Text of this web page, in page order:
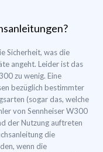
Sicherheit, was die
angeht. Leider ist das
zu wenig. Eine
bezüglich bestimmter
(sogar das, welche
von Sennheiser W300
der Nutzung auftreten
die
wenn die